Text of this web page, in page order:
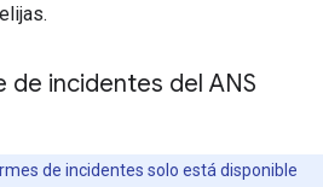
de incidentes del ANS
de incidentes solo está disponible